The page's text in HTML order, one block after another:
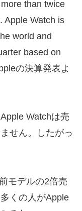
than twice
Apple Watch is
world and
based on
の決算発表よ
Watchは売
せん。したがっ
モデルの2倍売
くの人がApple